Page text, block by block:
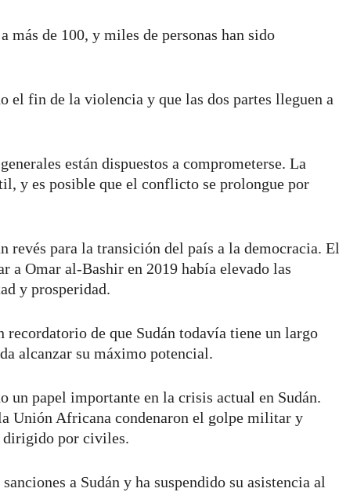
más de 100, y miles de personas han sido
el fin de la violencia y que las dos partes lleguen a
están dispuestos a comprometerse. La
y es posible que el conflicto se prolongue por
revés para la transición del país a la democracia. El
a Omar al-Bashir en 2019 había elevado las
y prosperidad.
de que Sudán todavía tiene un largo
alcanzar su máximo potencial.
un papel importante en la crisis actual en Sudán.
Unión Africana condenaron el golpe militar y
dirigido por civiles.
a Sudán y ha suspendido su asistencia al